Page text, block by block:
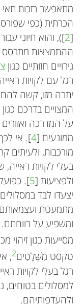
מתאפשר בזכות
הכרתית (כפי
[
2]), והוא חיוני
ההתמצאות מתבסס
גירויים חזותיים כגון
רגל עם לקויות
יתרה מזו, קשה להם
המצויים בדרכם
על המדרכה ואזורים
ממונעים [4]. אי
מורכבות, ולעיתים
בעלי לקויות ראייה,
ולפציעות [5
].
יצעדו לבד
מתמעטת
ומשפיע על רווחתם.
מסייעות כגון זיהוי
טקסט מִשְּׁלָטִים2
,
רגל בעלי לקויות
למסלולים בטוחים,
ולהעדפותיהם.